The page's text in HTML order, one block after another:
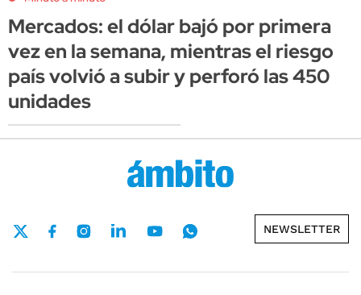
Mercados: el dólar bajó por primera
vez en la semana, mientras el riesgo
país volvió a subir y perforó las 450
unidades
NEWSLETTER